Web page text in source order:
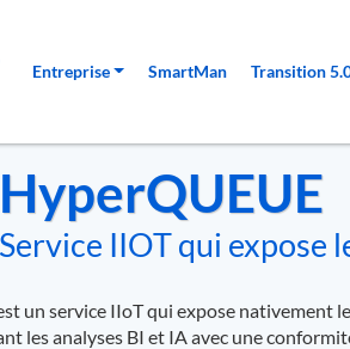
Navigation principale
Entreprise SmartMan Transition
HyperQUEUE
Service IIOT qui expose
un service IIoT qui expose nativement
les analyses BI et IA avec une